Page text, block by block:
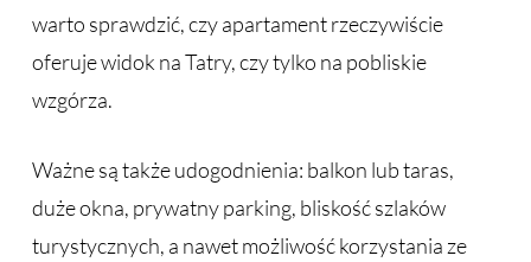
warto sprawdzić, czy apartament rzeczywiście
oferuje widok na Tatry, czy tylko na pobliskie
wzgórza.
Ważne są także udogodnienia: balkon lub taras,
duże okna, prywatny parking, bliskość szlaków
turystycznych, a nawet możliwość korzystania ze